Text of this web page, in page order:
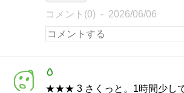
コメント(0) 2026/06/06
🥚
★★★ 3 さくっと。1時間少しで